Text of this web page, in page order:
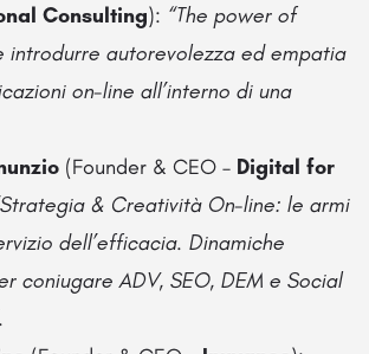
Consulting): “The power of
introdurre autorevolezza ed empatia
on-line all’interno di una
(Founder & CEO – Digital for
& Creatività On-line: le armi
dell’efficacia. Dinamiche
coniugare ADV, SEO, DEM e Social